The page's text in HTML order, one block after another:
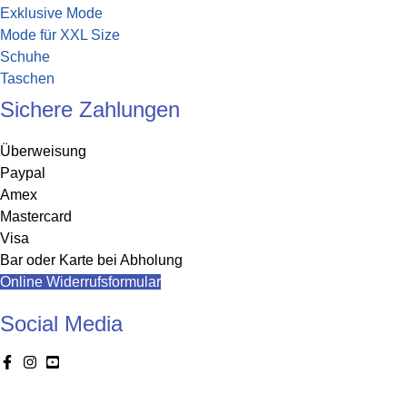
Exklusive Mode
Mode für XXL Size
Schuhe
Taschen
Sichere Zahlungen
Überweisung
Paypal
Amex
Mastercard
Visa
Bar oder Karte bei Abholung
Online Widerrufsformular
Social Media